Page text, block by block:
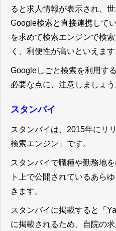
ると求人情報が表示され、
Google検索と直接連携して
を求めて検索エンジンで検
く、利便性が高いといえます
Googleしごと検索を利用す
必要な点に、注意しましょう
スタンバイ
スタンバイは、2015年にリ
検索エンジン」です。
スタンバイで職種や勤務地
ト上で公開されているあら
きます。
スタンバイに掲載すると「
に掲載されるため、自院の